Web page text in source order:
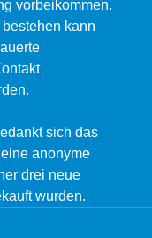
vorbeikommen.
kann
sich das
anonyme
drei neue
wurden.